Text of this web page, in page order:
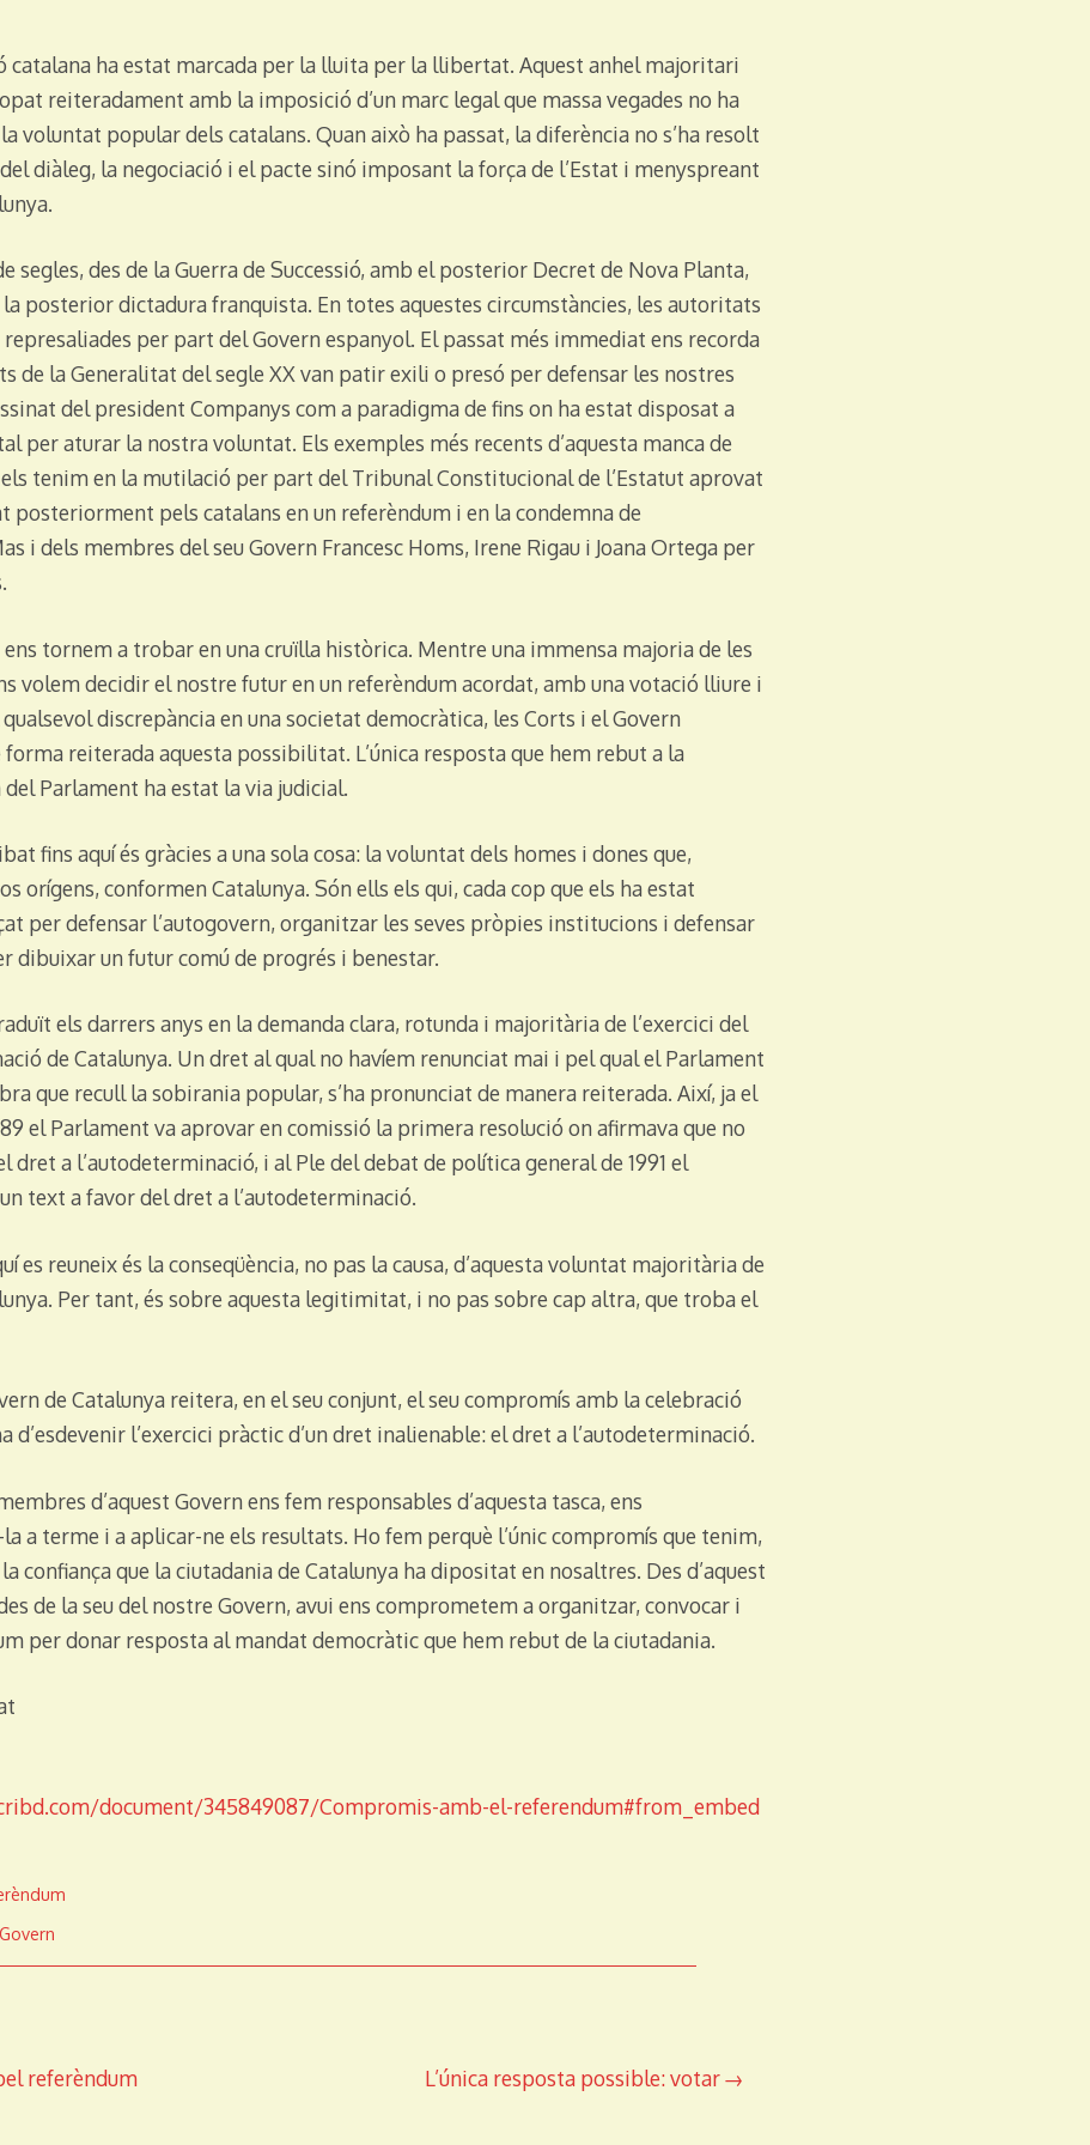
catalana ha estat marcada per la lluita per la llibertat. Aquest anhel majoritari
reiteradament amb la imposició d’un marc legal que massa vegades no ha
voluntat popular dels catalans. Quan això ha passat, la diferència no s’ha resolt
diàleg, la negociació i el pacte sinó imposant la força de l’Estat i menyspreant
segles, des de la Guerra de Successió, amb el posterior Decret de Nova Planta,
la posterior dictadura franquista. En totes aquestes circumstàncies, les autoritats
per part del Govern espanyol. El passat més immediat ens recorda
de la Generalitat del segle XX van patir exili o presó per defensar les nostres
del president Companys com a paradigma de fins on ha estat disposat a
per aturar la nostra voluntat. Els exemples més recents d’aquesta manca de
tenim en la mutilació per part del Tribunal Constitucional de l’Estatut aprovat
posteriorment pels catalans en un referèndum i en la condemna de
i dels membres del seu Govern Francesc Homs, Irene Rigau i Joana Ortega per
tornem a trobar en una cruïlla històrica. Mentre una immensa majoria de les
volem decidir el nostre futur en un referèndum acordat, amb una votació lliure i
qualsevol discrepància en una societat democràtica, les Corts i el Govern
forma reiterada aquesta possibilitat. L’única resposta que hem rebut a la
Parlament ha estat la via judicial.
fins aquí és gràcies a una sola cosa: la voluntat dels homes i dones que,
orígens, conformen Catalunya. Són ells els qui, cada cop que els ha estat
per defensar l’autogovern, organitzar les seves pròpies institucions i defensar
dibuixar un futur comú de progrés i benestar.
els darrers anys en la demanda clara, rotunda i majoritària de l’exercici del
de Catalunya. Un dret al qual no havíem renunciat mai i pel qual el Parlament
que recull la sobirania popular, s’ha pronunciat de manera reiterada. Així, ja el
el Parlament va aprovar en comissió la primera resolució on afirmava que no
dret a l’autodeterminació, i al Ple del debat de política general de 1991 el
text a favor del dret a l’autodeterminació.
es reuneix és la conseqüència, no pas la causa, d’aquesta voluntat majoritària de
Per tant, és sobre aquesta legitimitat, i no pas sobre cap altra, que troba el
de Catalunya reitera, en el seu conjunt, el seu compromís amb la celebració
d’esdevenir l’exercici pràctic d’un dret inalienable: el dret a l’autodeterminació.
d’aquest Govern ens fem responsables d’aquesta tasca, ens
a terme i a aplicar-ne els resultats. Ho fem perquè l’únic compromís que tenim,
confiança que la ciutadania de Catalunya ha dipositat en nosaltres. Des d’aquest
de la seu del nostre Govern, avui ens comprometem a organitzar, convocar i
per donar resposta al mandat democràtic que hem rebut de la ciutadania.
document/345849087/Compromis-amb-el-referendum#from_embed
Govern
referèndum L’única resposta possible: votar